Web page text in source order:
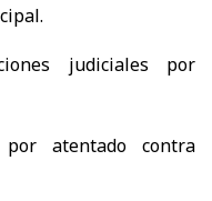
judiciales por
atentado contra